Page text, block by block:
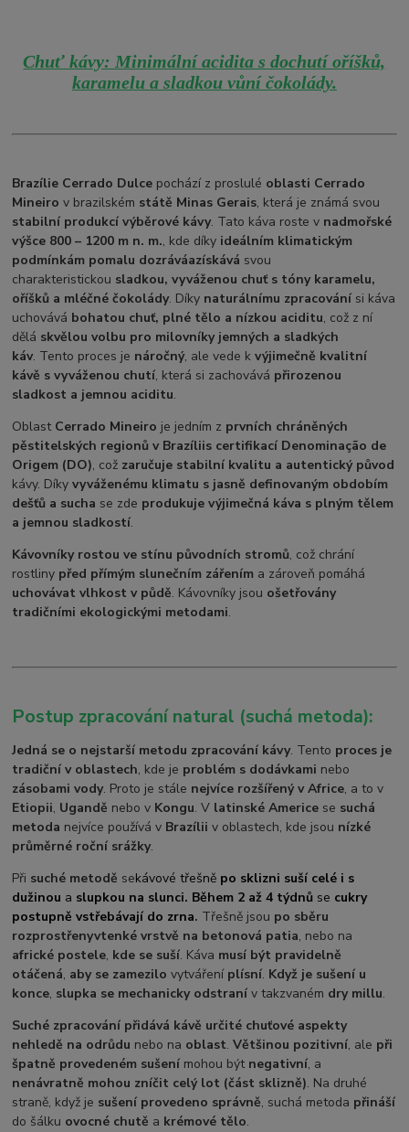
Chuť kávy: Minimální acidita s dochutí oříšků,
karamelu a sladkou vůní čokolády.
Brazílie Cerrado Dulce pochází z proslulé oblasti Cerrado
Mineiro v brazilském státě Minas Gerais, která je známá svou
stabilní produkcí výběrové kávy. Tato káva roste v nadmořské
výšce 800 – 1200 m n. m., kde díky ideálním klimatickým
podmínkám pomalu dozráváazískává svou
charakteristickou sladkou, vyváženou chuť s tóny karamelu,
oříšků a mléčné čokolády. Díky naturálnímu zpracování si káva
uchovává bohatou chuť, plné tělo a nízkou aciditu, což z ní
dělá skvělou volbu pro milovníky jemných a sladkých
káv. Tento proces je náročný, ale vede kvýjimečně kvalitní
kávě s vyváženou chutí, která si zachovává přirozenou
sladkost a jemnou aciditu.
Oblast Cerrado Mineiro je jedním z prvních chráněných
pěstitelských regionů v Brazíliis certifikací Denominação de
Origem (DO), což zaručuje stabilní kvalitu a autentický původ
kávy. Díkyvyváženému klimatu s jasně definovaným obdobím
dešťů a sucha se zde produkuje výjimečná káva s plným tělem
a jemnou sladkostí.
Kávovníky rostou ve stínu původních stromů, což chrání
rostliny před přímým slunečním zářením a zároveň pomáhá
uchovávat vlhkost v půdě. Kávovníky jsou ošetřovány
tradičními ekologickými metodami.
Postup zpracování natural (suchá metoda):
Jedná se o nejstarší metodu zpracování kávy. Tento proces je
tradiční v oblastech, kde je problém s dodávkami nebo
zásobami vody. Proto je stále nejvíce rozšířený v Africe, a to v
Etiopii, Ugandě nebo v Kongu. V latinské Americe se suchá
metoda nejvíce používá v Brazílii v oblastech, kde jsou nízké
průměrné roční srážky.
Při suché metodě sekávové třešně po sklizni suší celé i s
dužinou a slupkou na slunci. Během 2 až 4 týdnů se cukry
postupně vstřebávají do zrna. Třešně jsou po sběru
rozprostřenyvtenké vrstvě na betonová patia, nebo na
africké postele, kde se suší. Káva musí být pravidelně
otáčená, aby se zamezilo vytváření plísní. Když je sušení u
konce, slupka se mechanicky odstraní v takzvaném dry millu.
Suché zpracování přidává kávě určité chuťové aspekty
nehledě na odrůdu nebo na oblast.Většinou pozitivní, ale při
špatně provedeném sušení mohou být negativní, a
nenávratně mohou zníčit celý lot (část sklizně). Na druhé
straně, když je sušení provedeno správně, suchá metoda přináší
do šálku ovocné chutě a krémové tělo.